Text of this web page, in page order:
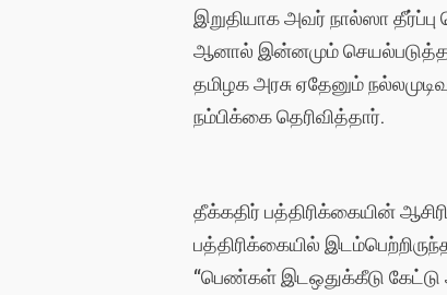
இறுதியாக அவர் நால்ஸா
ஆனால் இன்னமும்
தமிழக அரசு ஏதேனும்
நம்பிக்கை தெரிவித்தார்.
தீக்கதிர் பத்திரிக்கையின்
பத்திரிக்கையில்
“பெண்கள் இடஒதுக்கீடு கேட்டு